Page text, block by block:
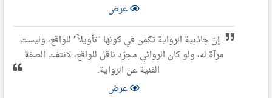
عرض
إنّ جاذبية الرواية تكمن في كونها "تأويلاً" للواقع، وليست
مرآة له، ولو كان الروائي مجرّد ناقل للواقع، لانتفت الصفة
الفنية عن الرواية.
عرض